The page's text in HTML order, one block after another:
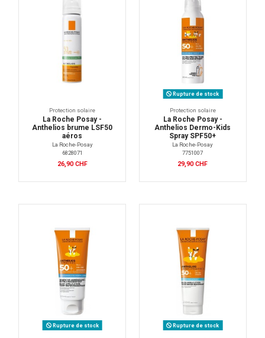
Protection solaire
La Roche Posay -
Anthelios brume LSF50
aéros
La Roche-Posay
6828071
26,90 CHF
Rupture de stock
Protection solaire
La Roche Posay -
Anthelios Dermo-Kids
Spray SPF50+
La Roche-Posay
7751007
29,90 CHF
Rupture de stock Rupture de stock